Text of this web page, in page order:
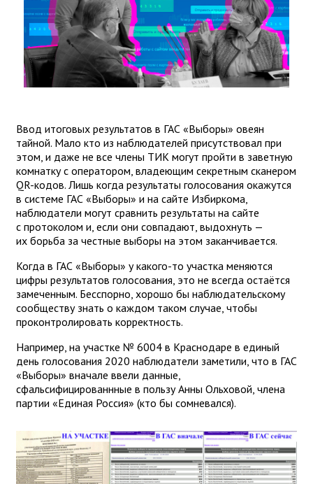
Ввод итоговых результатов в ГАС «Выборы» овеян
тайной. Мало кто из наблюдателей присутствовал при
этом, и даже не все члены ТИК могут пройти в заветную
комнатку с оператором, владеющим секретным сканером
QR-кодов. Лишь когда результаты голосования окажутся
в системе ГАС «Выборы» и на сайте Избиркома,
наблюдатели могут сравнить результаты на сайте
с протоколом и, если они совпадают, выдохнуть —
их борьба за честные выборы на этом заканчивается.
Когда в ГАС «Выборы» у какого-то участка меняются
цифры результатов голосования, это не всегда остаётся
замеченным. Бесспорно, хорошо бы наблюдательскому
сообществу знать о каждом таком случае, чтобы
проконтролировать корректность.
Например, на участке № 6004 в Краснодаре в единый
день голосования 2020 наблюдатели заметили, что в ГАС
«Выборы» вначале ввели данные,
сфальсифицированнные в пользу Анны Ольховой, члена
партии «Единая Россия» (кто бы сомневался).